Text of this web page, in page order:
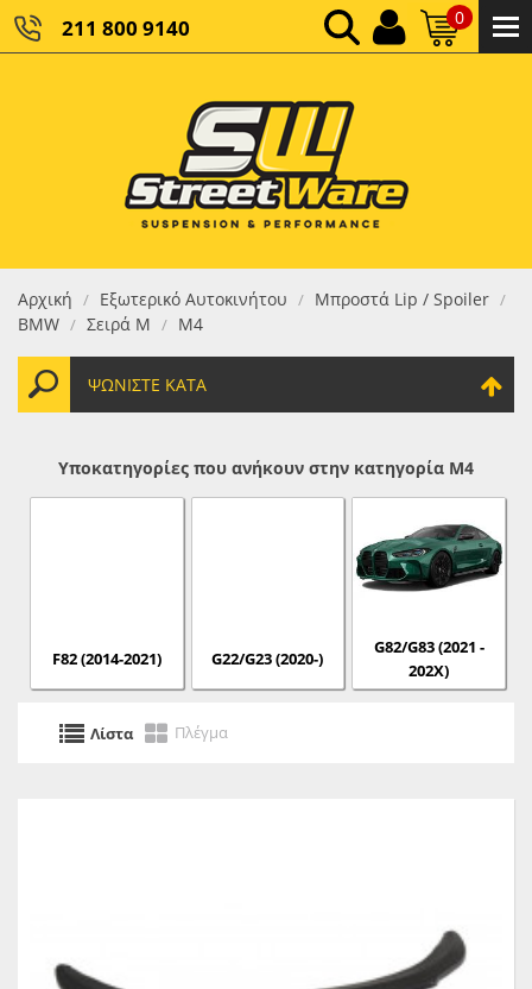
211 800 9140 0
ΚΑΘΑΡΌ ΣΎΝΟΛΟ:
ΤΕΛΙΚΌ ΣΎΝΟΛΟ:0,00 €
Αρχική / Εξωτερικό Αυτοκινήτου / Μπροστά Lip / Spoiler /
BMW / Σειρά M / M4
ΨΩΝΊΣΤΕ ΚΑΤΆ
Υποκατηγορίες που ανήκουν στην κατηγορία M4
F82 (2014-2021) G22/G23 (2020-)
G82/G83 (2021 -
202X)
Λίστα Πλέγμα